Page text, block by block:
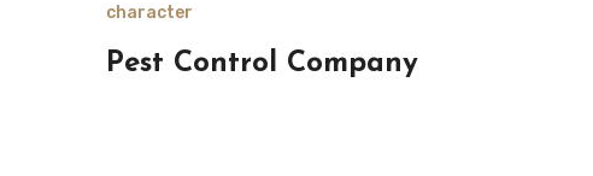
character
Pest Control Company